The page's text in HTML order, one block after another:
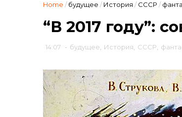
Home / будущее / История / СССР /
“В 2017 году”:
14:07 - будущее История СССР